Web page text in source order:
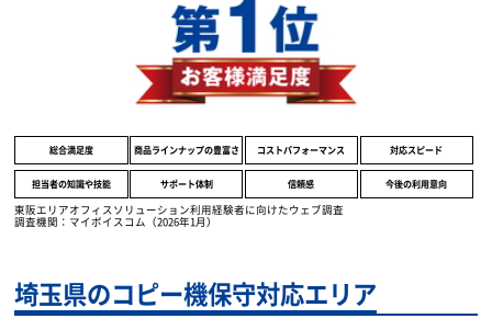
総合満足度 商品ラインナップの豊富さ コストパフォーマンス 対応スピード
担当者の知識や技能 サポート体制 信頼感 今後の利用意向
東阪エリアオフィスソリューション利用経験者に向けたウェブ調査
調査機関：マイボイスコム（2026年1月）
埼玉県のコピー機保守対応エリア